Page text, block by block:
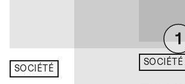
SOCIÉTÉ
SOCIÉTÉ